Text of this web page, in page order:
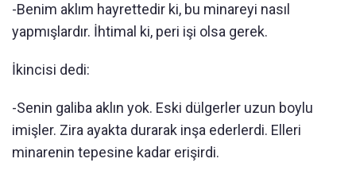
-Benim aklım hayrettedir ki, bu minareyi nasıl
yapmışlardır. İhtimal ki, peri işi olsa gerek.
İkincisi dedi:
-Senin galiba aklın yok. Eski dülgerler uzun boylu
imişler. Zira ayakta durarak inşa ederlerdi. Elleri
minarenin tepesine kadar erişirdi.